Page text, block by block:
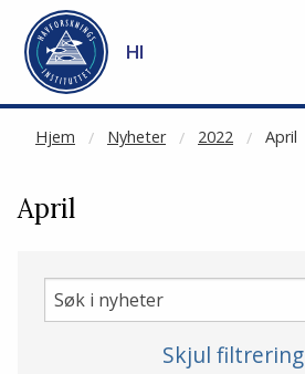
Gå til hovedinnhold
HI
Hjem Nyheter 2022 April
NOT CACHED
April
Søk
i
Skjul filtrering